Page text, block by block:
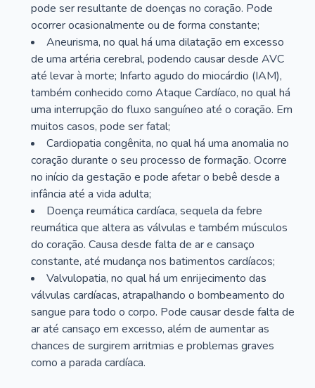
pode ser resultante de doenças no coração. Pode
ocorrer ocasionalmente ou de forma constante;
Aneurisma, no qual há uma dilatação em excesso
de uma artéria cerebral, podendo causar desde AVC
até levar à morte; Infarto agudo do miocárdio (IAM),
também conhecido como Ataque Cardíaco, no qual há
uma interrupção do fluxo sanguíneo até o coração. Em
muitos casos, pode ser fatal;
Cardiopatia congênita, no qual há uma anomalia no
coração durante o seu processo de formação. Ocorre
no início da gestação e pode afetar o bebê desde a
infância até a vida adulta;
Doença reumática cardíaca, sequela da febre
reumática que altera as válvulas e também músculos
do coração. Causa desde falta de ar e cansaço
constante, até mudança nos batimentos cardíacos;
Valvulopatia, no qual há um enrijecimento das
válvulas cardíacas, atrapalhando o bombeamento do
sangue para todo o corpo. Pode causar desde falta de
ar até cansaço em excesso, além de aumentar as
chances de surgirem arritmias e problemas graves
como a parada cardíaca.